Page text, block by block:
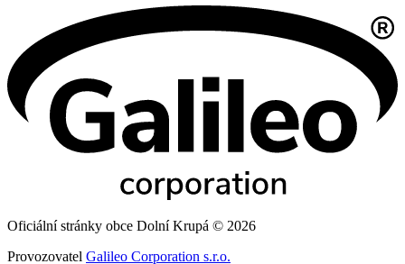
Oficiální stránky obce Dolní Krupá © 2026
Provozovatel Galileo Corporation s.r.o.